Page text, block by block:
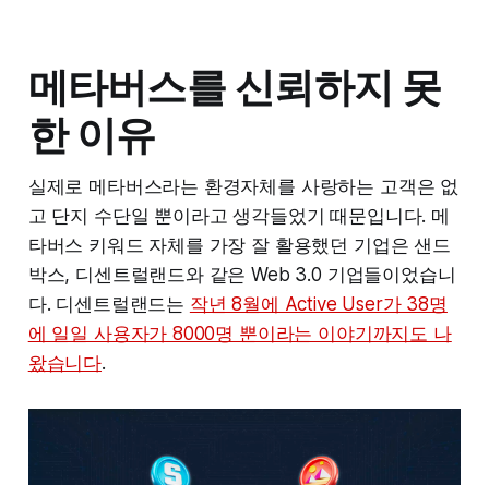
메타버스를 신뢰하지 못
한 이유
실제로 메타버스라는 환경자체를 사랑하는 고객은 없
고 단지 수단일 뿐이라고 생각들었기 때문입니다. 메
타버스 키워드 자체를 가장 잘 활용했던 기업은 샌드
박스, 디센트럴랜드와 같은 Web 3.0 기업들이었습니
다. 디센트럴랜드는 작년 8월에 Active User가 38명
에 일일 사용자가 8000명 뿐이라는 이야기까지도 나
왔습니다.